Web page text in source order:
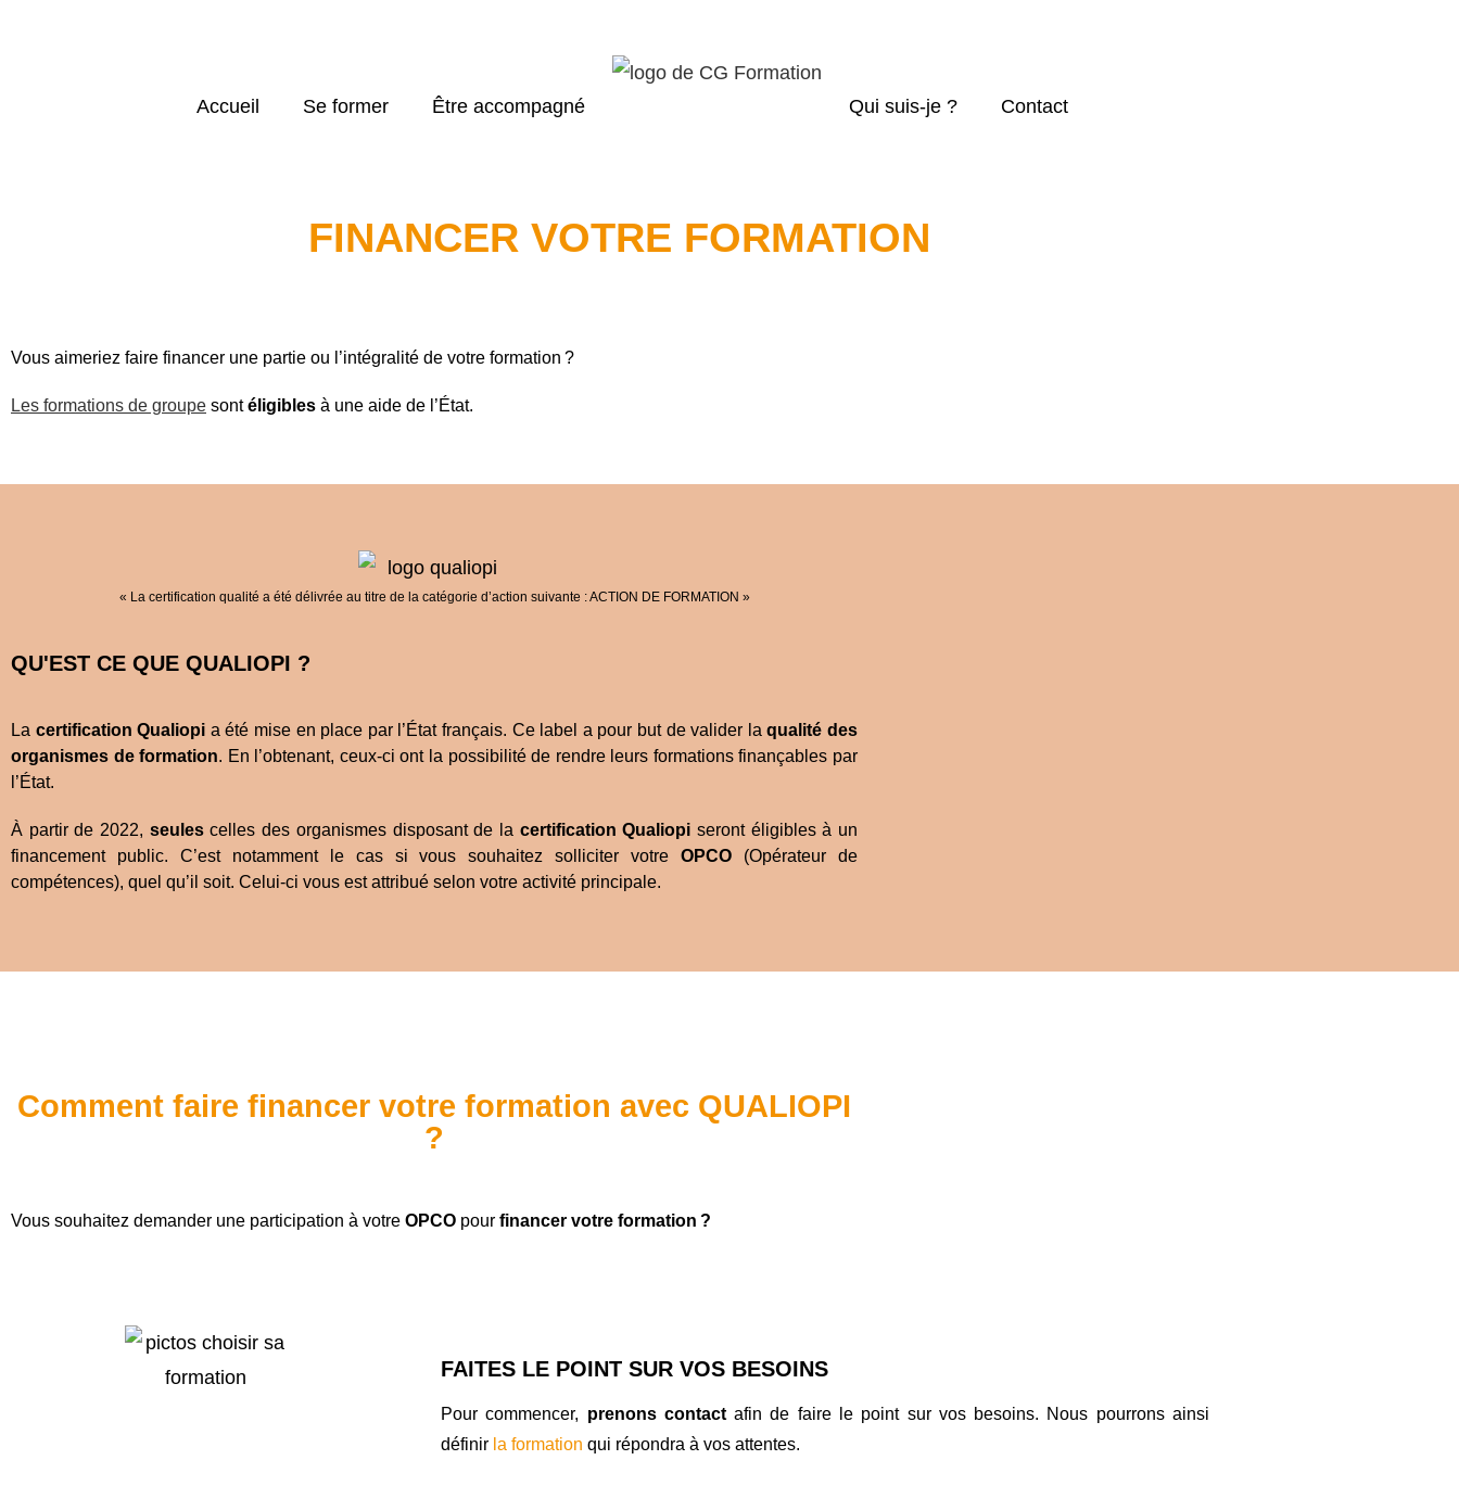
Accueil Se former Être accompagné Qui suis-je ? Contact
FINANCER VOTRE FORMATION
Vous aimeriez faire financer une partie ou l’intégralité de votre formation ?
Les formations de groupe sontéligibles à une aide de l’État.
« La certification qualité a été délivrée au titre de la catégorie d’action suivante : ACTION DE FORMATION »
QU'EST CE QUE QUALIOPI ?
La certification Qualiopi a été mise en place par l’État français. Ce label a pour but de valider laqualité des
organismes de formation. En l’obtenant, ceux-ci ont la possibilité de rendre leurs formations finançables par
l’État.
À partir de 2022, seulescelles des organismes disposant de la certification Qualiopi seront éligibles à un
financement public. C’est notamment le cas si vous souhaitezsolliciter votreOPCO (Opérateur de
compétences), quel qu’il soit. Celui-ci vous est attribué selon votre activité principale.
Comment faire financer votre formation avec QUALIOPI
?
Vous souhaitez demander une participation à votre OPCO pour financer votre formation ?
FAITES LE POINT SUR VOS BESOINS
Pour commencer, prenons contactafin de faire le point sur vos besoins. Nous pourrons ainsi
définir la formation qui répondra à vos attentes.